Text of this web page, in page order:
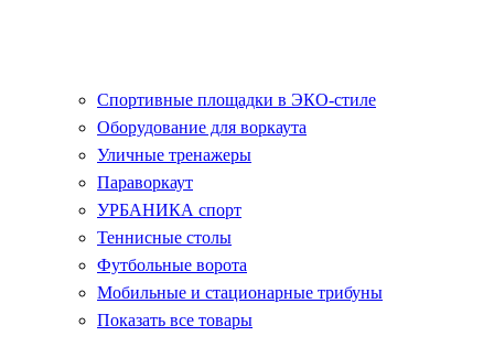
Спортивные площадки в ЭКО-стиле
Оборудование для воркаута
Уличные тренажеры
Параворкаут
УРБАНИКА спорт
Теннисные столы
Футбольные ворота
Мобильные и стационарные трибуны
Показать все товары